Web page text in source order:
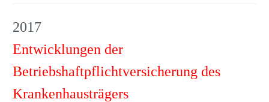
2017
Entwicklungen der
Betriebshaftpflichtversicherung des
Krankenhausträgers